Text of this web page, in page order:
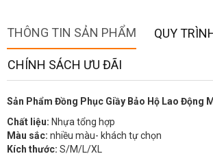
THÔNG TIN SẢN PHẨM QUY
CHÍNH SÁCH ƯU ĐÃI
Sản Phẩm Đồng Phục Giầy Bảo Hộ Lao Động
Chất liệu: Nhựa tổng hợp
Màu sắc: nhiều màu- khách tự chọn
Kích thước: S/M/L/XL